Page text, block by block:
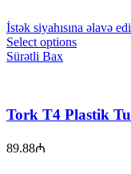
İstək siyahısına əlavə
Select options
Sürətli Bax
Tork T4 Plastik
89.88₼